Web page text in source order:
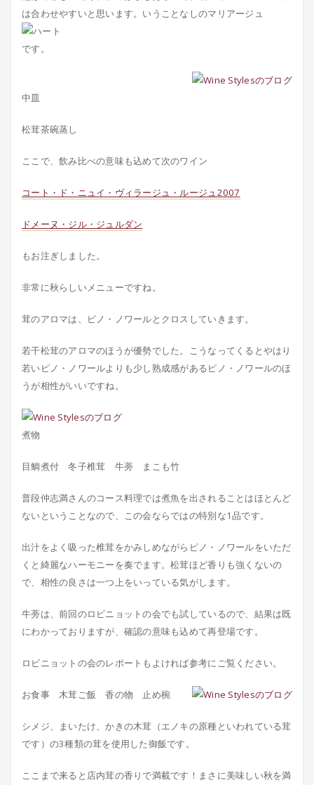
は合わせやすいと思います。いうことなしのマリアージュ
です。
中皿
松茸茶碗蒸し
ここで、飲み比べの意味も込めて次のワイン
コート・ド・ニュイ・ヴィラージュ・ルージュ2007
ドメーヌ・ジル・ジュルダン
もお注ぎしました。
非常に秋らしいメニューですね。
茸のアロマは、ピノ・ノワールとクロスしていきます。
若干松茸のアロマのほうが優勢でした。こうなってくるとやはり
若いピノ・ノワールよりも少し熟成感があるピノ・ノワールのほ
うが相性がいいですね。
煮物
目鯛煮付 冬子椎茸 牛蒡 まこも竹
普段仲志満さんのコース料理では煮魚を出されることはほとんど
ないということなので、この会ならではの特別な1品です。
出汁をよく吸った椎茸をかみしめながらピノ・ノワールをいただ
くと綺麗なハーモニーを奏でます。松茸ほど香りも強くないの
で、相性の良さは一つ上をいっている気がします。
牛蒡は、前回のロビニョットの会でも試しているので、結果は既
にわかっておりますが、確認の意味も込めて再登場です。
ロビニョットの会のレポートもよければ参考にご覧ください。
お食事 木茸ご飯 香の物 止め椀
シメジ、まいたけ、かきの木茸（エノキの原種といわれている茸
です）の3種類の茸を使用した御飯です。
ここまで来ると店内茸の香りで満載です！まさに美味しい秋を満